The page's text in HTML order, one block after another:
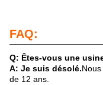
FAQ:
Q: Êtes-vous une
A: Je suis désolé.
de 12 ans.